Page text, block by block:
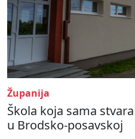
Županija
Škola koja sama
u Brodsko-posavskoj